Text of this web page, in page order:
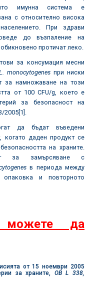
имунна система е
с относително висока
При здрави
до възпаление на
протичат леко.
за консумация месни
monocytogenes при ниски
за намножаване на този
от 100 CFU/g, което е
за безопасност на
2005[1]
да бъдат въведени
когато даден продукт се
на храните.
за замърсяване с
в периода между
опаковка и повторното
можете да
от 15 ноември 2005
за храните, ОВ L 338,